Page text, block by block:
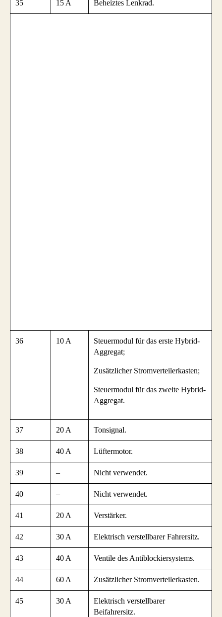
35 15 A Beheiztes Lenkrad.
36 10 A
Steuermodul für das erste Hybrid-
Aggregat;
Zusätzlicher Stromverteilerkasten;
Steuermodul für das zweite Hybrid-
Aggregat.
37 20 A Tonsignal.
38 40 A Lüftermotor.
39 – Nicht verwendet.
40 – Nicht verwendet.
41 20 A Verstärker.
42 30 A Elektrisch verstellbarer Fahrersitz.
43 40 A Ventile des Antiblockiersystems.
44 60 A Zusätzlicher Stromverteilerkasten.
45 30 A
Elektrisch verstellbarer
Beifahrersitz.